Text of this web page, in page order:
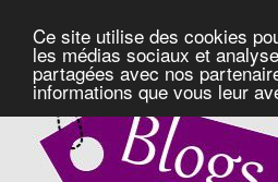
Ce site utilise des cookies
les médias sociaux et
partagées avec nos
informations que vous leur